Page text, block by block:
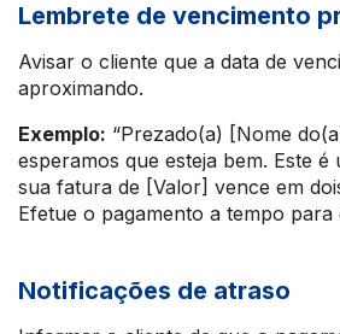
Lembrete de vencimento
Avisar o cliente que a data de
aproximando.
Exemplo: “Prezado(a) [Nome
esperamos que esteja bem. Este é
sua fatura de [Valor] vence em
Efetue o pagamento a tempo
Notificações de atraso